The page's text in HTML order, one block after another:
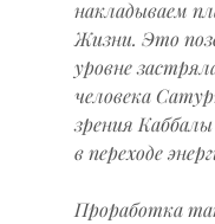
накладываем
Жизни. Это
уровне
человека
зрения
в переходе
Проработка